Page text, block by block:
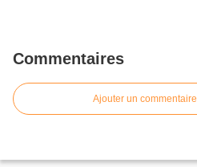
Commentaires
Ajouter un commentaire